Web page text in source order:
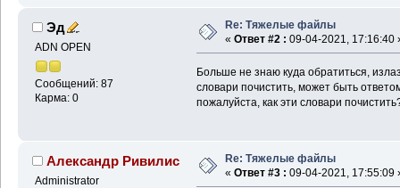
Эд
ADN OPEN
Сообщений: 87
Карма: 0
Re: Тяжелые файлы
« Ответ #2 : 09-04-2021, 17:16:40
Больше не знаю куда обратиться,
словари почистить, может быть
пожалуйста, как эти словари
Александр Ривилис
Administrator
Re: Тяжелые файлы
« Ответ #3 : 09-04-2021, 17:55:09